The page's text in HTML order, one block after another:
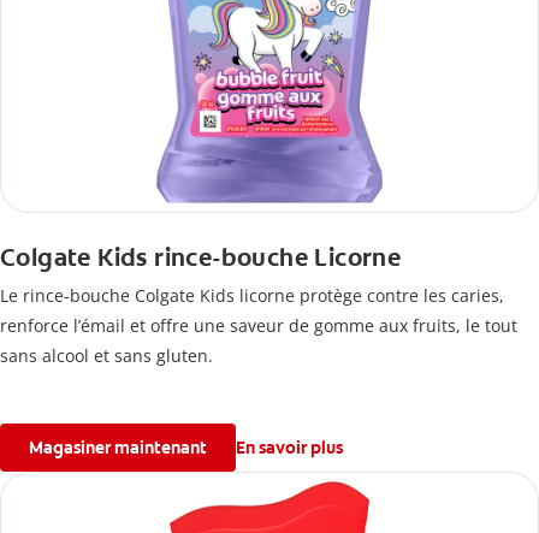
Colgate Kids rince-bouche Licorne
Le rince-bouche Colgate Kids licorne protège contre les caries,
renforce l’émail et offre une saveur de gomme aux fruits, le tout
sans alcool et sans gluten.
Magasiner maintenant En savoir plus